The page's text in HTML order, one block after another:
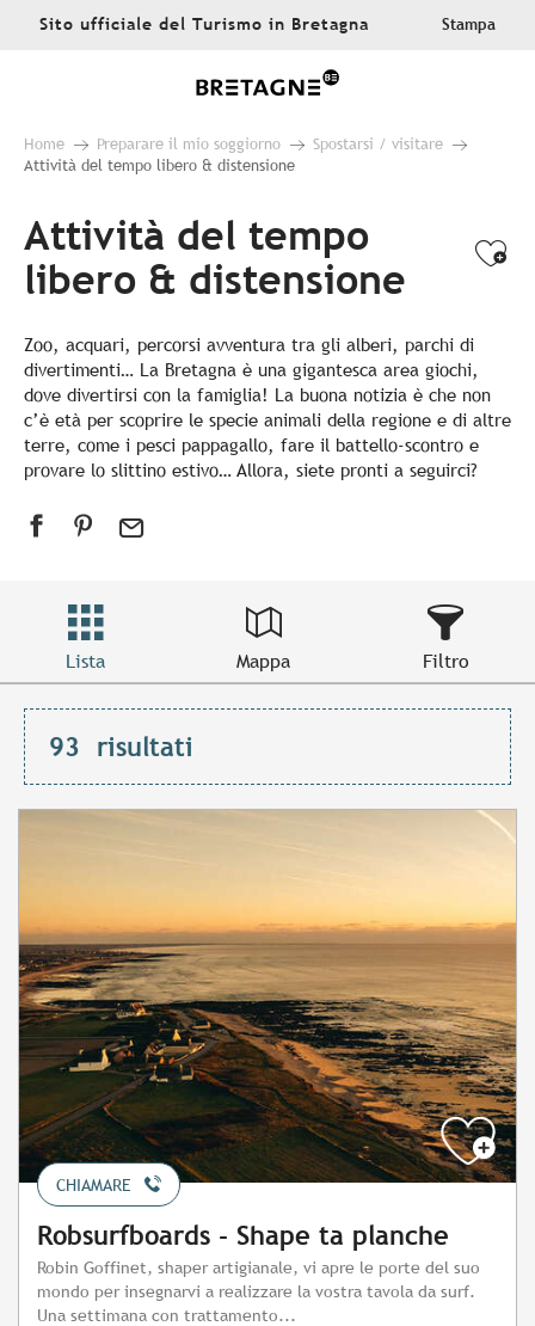
AllerSito ufficiale del Turismo in Bretagna Stampa
Home Preparare il mio soggiorno
Spostarsi / visitare
Attività del tempo libero & distensione
Attività del tempo
libero & distensione
Zoo, acquari, percorsi avventura tra gli alberi, parchi di
divertimenti… La Bretagna è una gigantesca area giochi,
dove divertirsi con la famiglia! La buona notizia è che non
c’è età per scoprire le specie animali della regione e di altre
terre, come i pesci pappagallo, fare il battello-scontro e
provare lo slittino estivo… Allora, siete pronti a seguirci?
Lista Mappa Filtro
93 risultati
CHIAMARE
Robsurfboards - Shape ta planche
Robin Goffinet, shaper artigianale, vi apre le porte del suo
mondo per insegnarvi a realizzare la vostra tavola da surf.
Una settimana con trattamento...